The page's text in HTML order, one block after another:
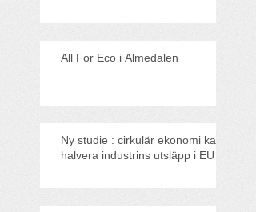
All For Eco i Almedalen
Ny studie : cirkulär ekonomi kan
halvera industrins utsläpp i EU